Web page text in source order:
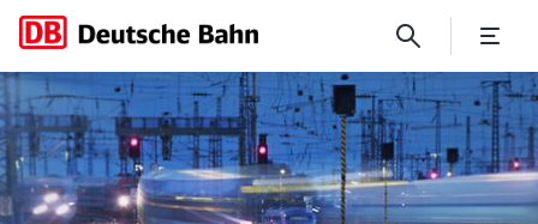
Für eine starke Schiene: